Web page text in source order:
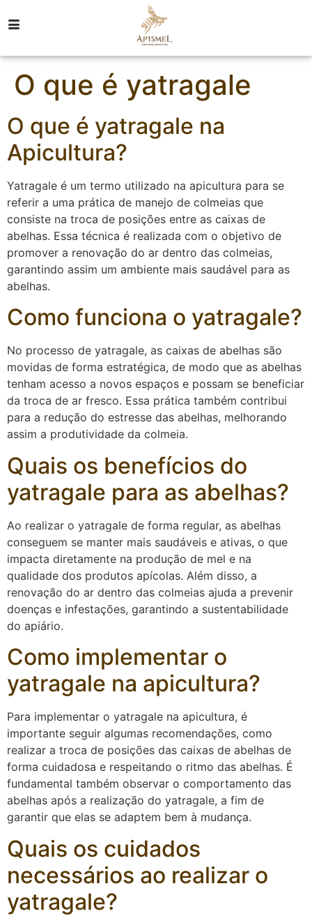
O que é yatragale
O que é yatragale na
Apicultura?
Yatragale é um termo utilizado na apicultura para se
referir a uma prática de manejo de colmeias que
consiste na troca de posições entre as caixas de
abelhas. Essa técnica é realizada com o objetivo de
promover a renovação do ar dentro das colmeias,
garantindo assim um ambiente mais saudável para as
abelhas.
Como funciona o yatragale?
No processo de yatragale, as caixas de abelhas são
movidas de forma estratégica, de modo que as abelhas
tenham acesso a novos espaços e possam se beneficiar
da troca de ar fresco. Essa prática também contribui
para a redução do estresse das abelhas, melhorando
assim a produtividade da colmeia.
Quais os benefícios do
yatragale para as abelhas?
Ao realizar o yatragale de forma regular, as abelhas
conseguem se manter mais saudáveis e ativas, o que
impacta diretamente na produção de mel e na
qualidade dos produtos apícolas. Além disso, a
renovação do ar dentro das colmeias ajuda a prevenir
doenças e infestações, garantindo a sustentabilidade
do apiário.
Como implementar o
yatragale na apicultura?
Para implementar o yatragale na apicultura, é
importante seguir algumas recomendações, como
realizar a troca de posições das caixas de abelhas de
forma cuidadosa e respeitando o ritmo das abelhas. É
fundamental também observar o comportamento das
abelhas após a realização do yatragale, a fim de
garantir que elas se adaptem bem à mudança.
Quais os cuidados
necessários ao realizar o
yatragale?